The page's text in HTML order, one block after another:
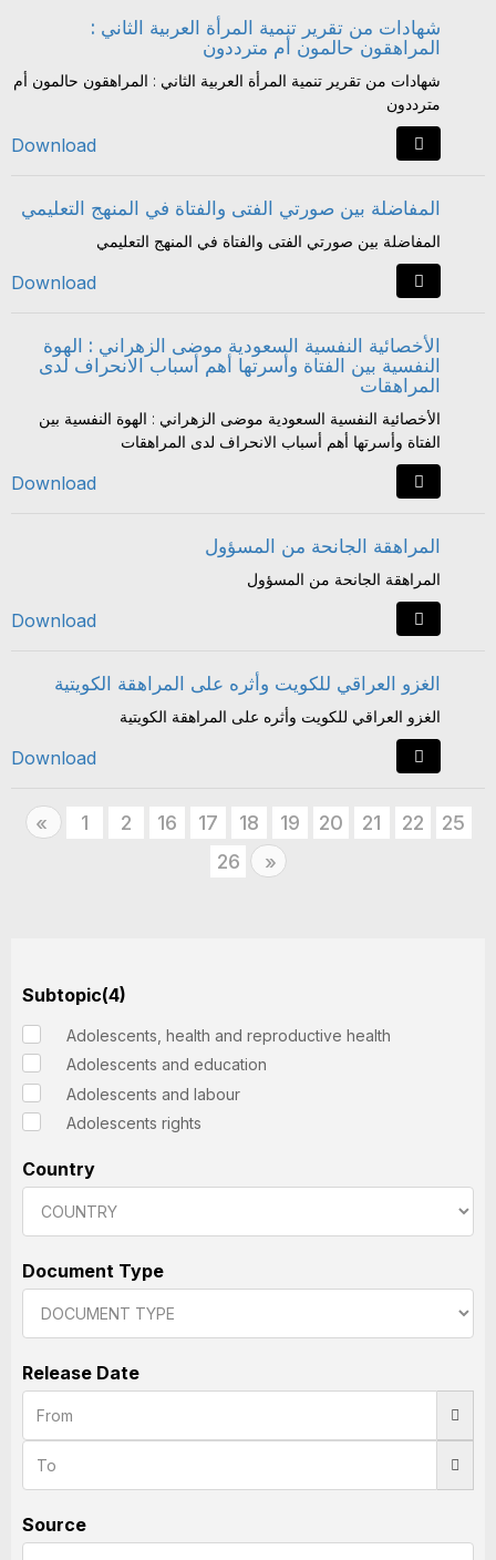
شهادات من تقرير تنمية المرأة العربية الثاني :
المراهقون حالمون أم مترددون
شهادات من تقرير تنمية المرأة العربية الثاني : المراهقون حالمون أم
مترددون
Download
المفاضلة بين صورتي الفتى والفتاة في المنهج التعليمي
المفاضلة بين صورتي الفتى والفتاة في المنهج التعليمي
Download
الأخصائية النفسية السعودية موضى الزهراني : الهوة
النفسية بين الفتاة وأسرتها أهم أسباب الانحراف لدى
المراهقات
الأخصائية النفسية السعودية موضى الزهراني : الهوة النفسية بين
الفتاة وأسرتها أهم أسباب الانحراف لدى المراهقات
Download
المراهقة الجانحة من المسؤول
المراهقة الجانحة من المسؤول
Download
الغزو العراقي للكويت وأثره على المراهقة الكويتية
الغزو العراقي للكويت وأثره على المراهقة الكويتية
Download
« Previous
1 2 16 17 18 19 20 21 22
25
26
»Next
Subtopic(4)
Adolescents, health and reproductive health
Adolescents and education
Adolescents and labour
Adolescents rights
Country
Document Type
Release Date
Source